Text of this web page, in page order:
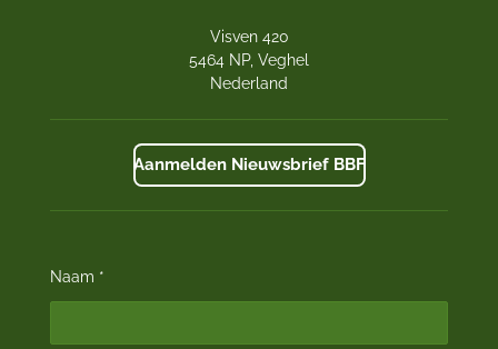
Visven 420
5464 NP, Veghel
Nederland
Aanmelden Nieuwsbrief BBF
Naam *